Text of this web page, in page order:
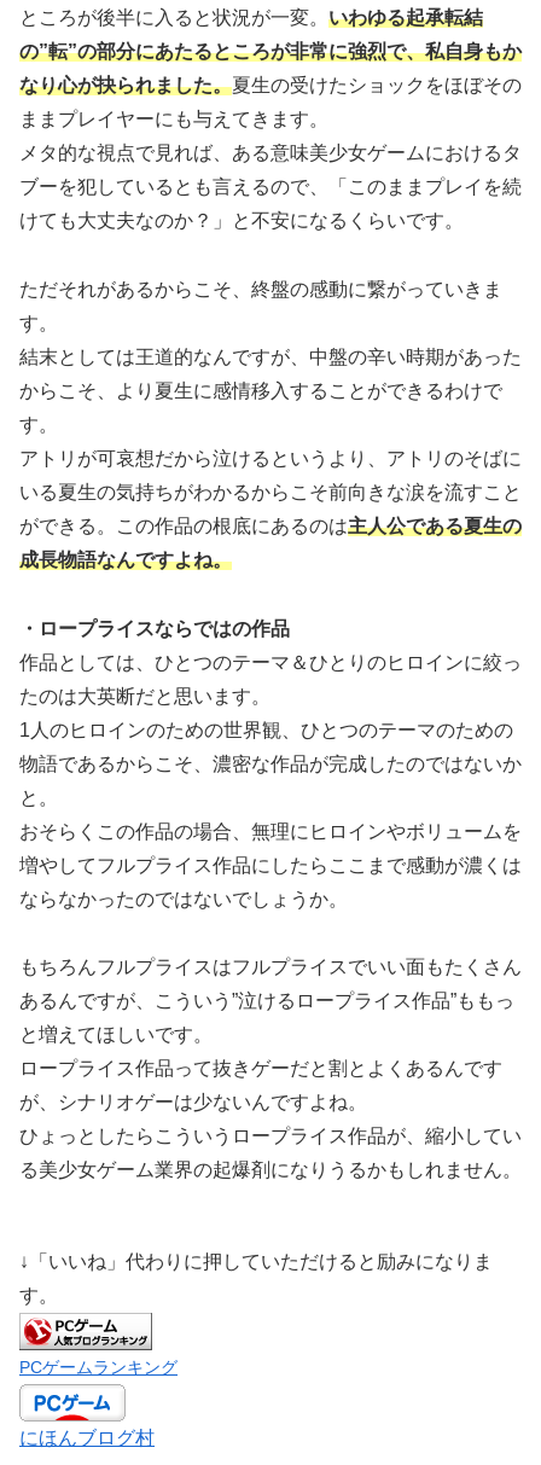
ところが後半に入ると状況が一変。 いわゆる起承転結
の”転”の部分にあたるところが非常に強烈で、私自身もか
なり心が抉られました。夏生の受けたショックをほぼその
ままプレイヤーにも与えてきます。
メタ的な視点で見れば、ある意味美少女ゲームにおけるタ
ブーを犯しているとも言えるので、「このままプレイを続
けても大丈夫なのか？」と不安になるくらいです。
ただそれがあるからこそ、終盤の感動に繋がっていきま
す。
結末としては王道的なんですが、中盤の辛い時期があった
からこそ、より夏生に感情移入することができるわけで
す。
アトリが可哀想だから泣けるというより、アトリのそばに
いる夏生の気持ちがわかるからこそ前向きな涙を流すこと
ができる。この作品の根底にあるのは主人公である夏生の
成長物語なんですよね。
・ロープライスならではの作品
作品としては、ひとつのテーマ＆ひとりのヒロインに絞っ
たのは大英断だと思います。
1人のヒロインのための世界観、ひとつのテーマのための
物語であるからこそ、濃密な作品が完成したのではないか
と。
おそらくこの作品の場合、無理にヒロインやボリュームを
増やしてフルプライス作品にしたらここまで感動が濃くは
ならなかったのではないでしょうか。
もちろんフルプライスはフルプライスでいい面もたくさん
あるんですが、こういう”泣けるロープライス作品”ももっ
と増えてほしいです。
ロープライス作品って抜きゲーだと割とよくあるんです
が、シナリオゲーは少ないんですよね。
ひょっとしたらこういうロープライス作品が、縮小してい
る美少女ゲーム業界の起爆剤になりうるかもしれません。
↓「いいね」代わりに押していただけると励みになりま
す。
PCゲームランキング
にほんブログ村